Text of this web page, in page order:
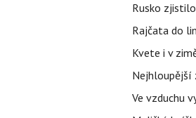
Rusko
Rajčata do
Kvete i v
Nejhloupější
Ve vzduchu